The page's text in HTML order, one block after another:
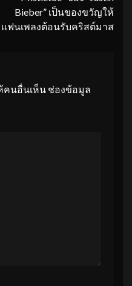
Bieber” เป็นของขวัญให้
แฟนเพลงต้อนรับคริสต์มาส
คนอื่นเห็น ช่องข้อมูล